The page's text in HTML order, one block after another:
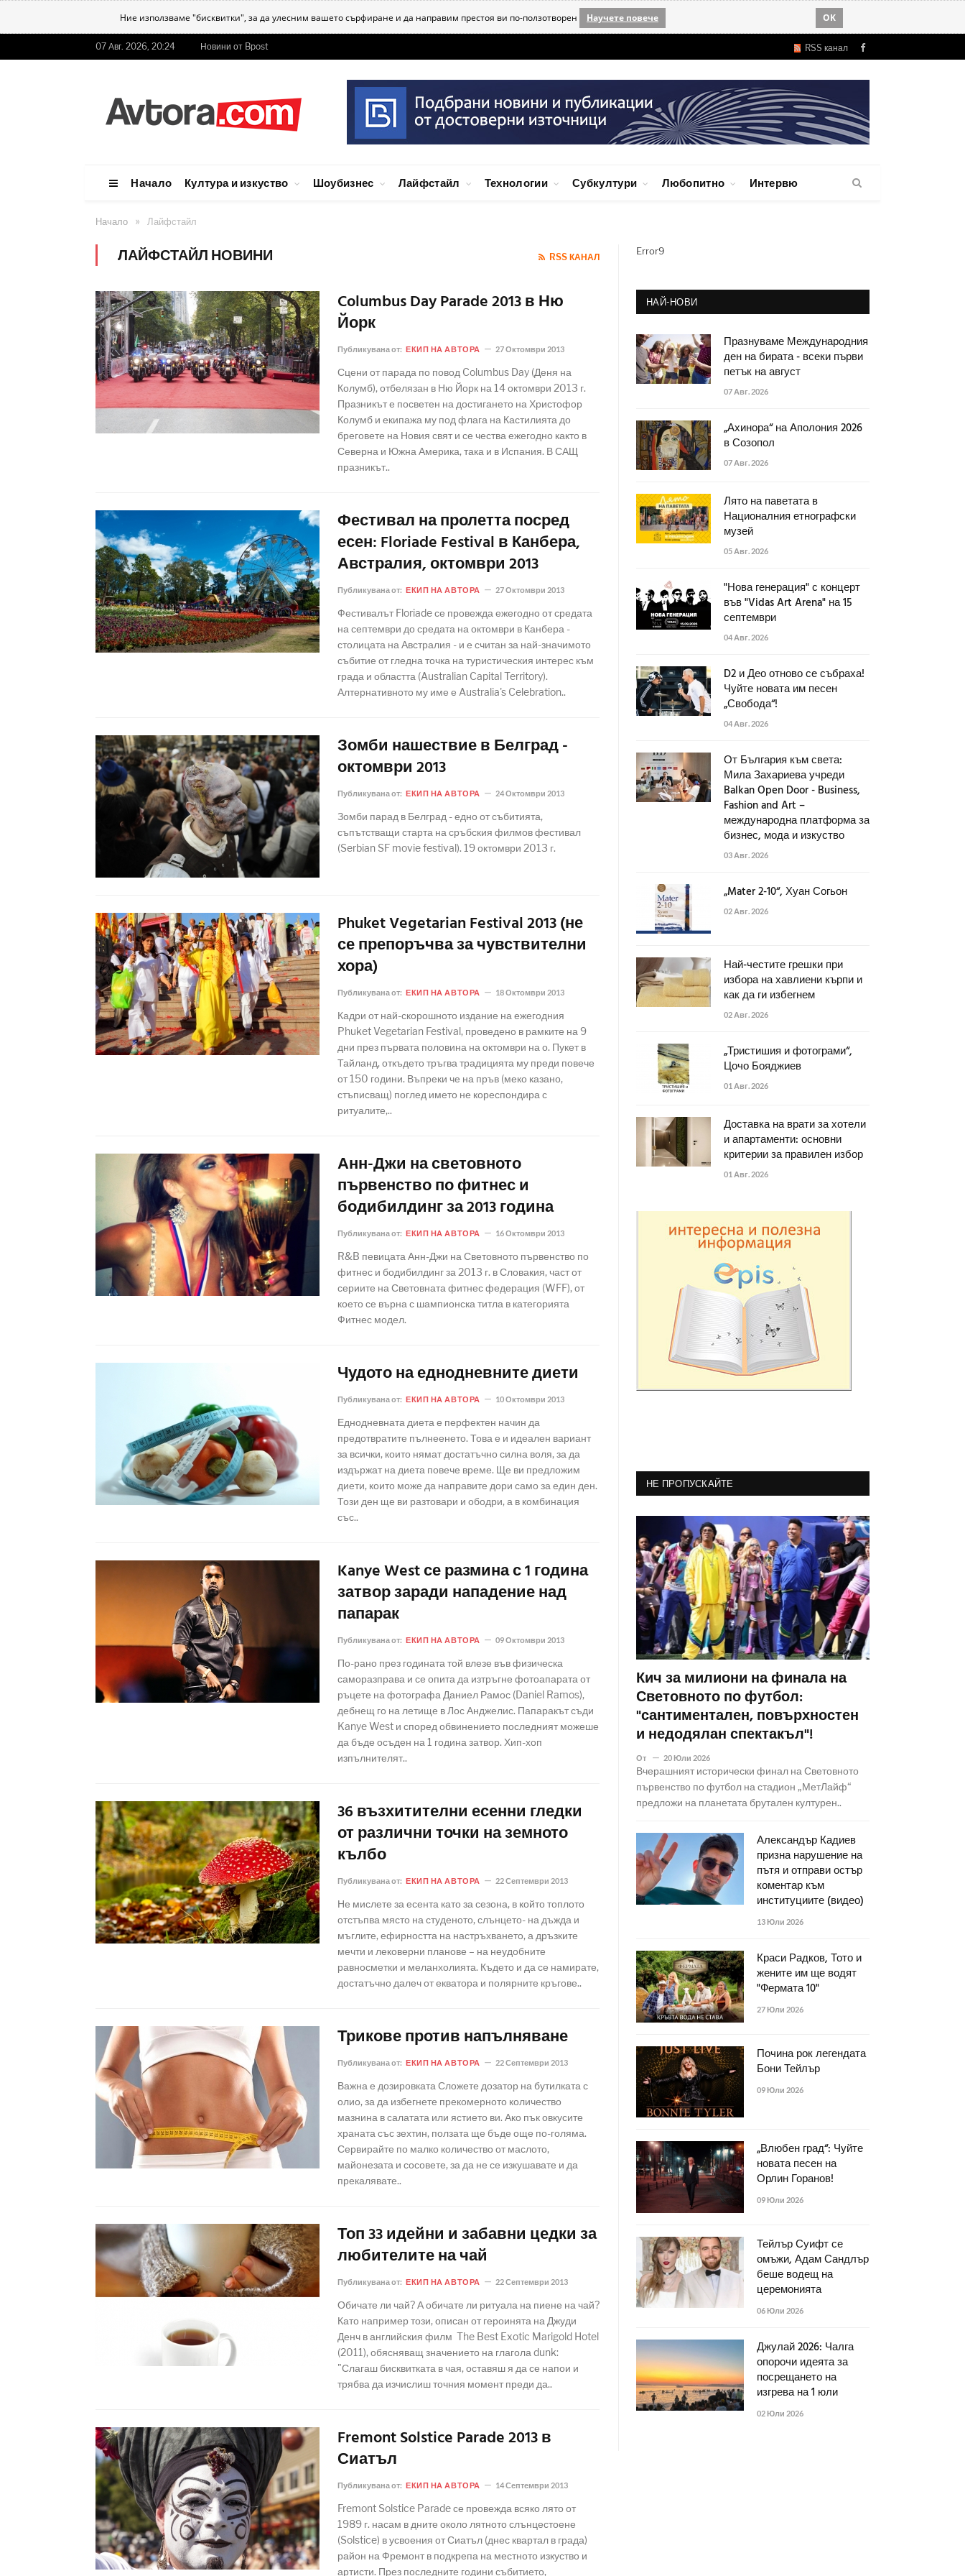
Ние използваме "бисквитки", за да улесним вашето сърфиране и да направим престоя ви по-ползотворен Научете повече OK
07 Авг. 2026, 20:24 Новини от Bpost RSS канал Facebook
Начало Култура и изкуство Шоубизнес Лайфстайл Технологии Субкултури Любопитно Интервю
Начало » Лайфстайл
ЛАЙФСТАЙЛ НОВИНИ RSS КАНАЛ
Columbus Day Parade 2013 в Ню
Йорк
Публикувана от: ЕКИП НА АВТОРА 27 Октомври 2013
Сцени от парада по повод Columbus Day (Деня на
Колумб), отбелязан в Ню Йорк на 14 октомври 2013 г.
Празникът е посветен на достигането на Христофор
Колумб и екипажа му под флага на Кастилията до
бреговете на Новия свят и се чества ежегодно както в
Северна и Южна Америка, така и в Испания. В САЩ
празникът..
Фестивал на пролетта посред
есен: Floriade Festival в Канбера,
Австралия, октомври 2013
Публикувана от: ЕКИП НА АВТОРА 27 Октомври 2013
Фестивалът Floriade се провежда ежегодно от средата
на септември до средата на октомври в Канбера -
столицата на Австралия - и е считан за най-значимото
събитие от гледна точка на туристическия интерес към
града и областта (Australian Capital Territory).
Алтернативното му име е Australia's Celebration..
Зомби нашествие в Белград -
октомври 2013
Публикувана от: ЕКИП НА АВТОРА 24 Октомври 2013
Зомби парад в Белград - едно от събитията,
съпътстващи старта на сръбския филмов фестивал
(Serbian SF movie festival). 19 октомври 2013 г.
Phuket Vegetarian Festival 2013 (не
се препоръчва за чувствителни
хора)
Публикувана от: ЕКИП НА АВТОРА 18 Октомври 2013
Кадри от най-скорошното издание на ежегодния
Phuket Vegetarian Festival, проведено в рамките на 9
дни през първата половина на октомври на о. Пукет в
Тайланд, откъдето тръгва традицията му преди повече
от 150 години. Въпреки че на пръв (меко казано,
стъписващ) поглед името не кореспондира с
ритуалите,..
Анн-Джи на световното
първенство по фитнес и
бодибилдинг за 2013 година
Публикувана от: ЕКИП НА АВТОРА 16 Октомври 2013
R&B певицата Анн-Джи на Световното първенство по
фитнес и бодибилдинг за 2013 г. в Словакия, част от
сериите на Световната фитнес федерация (WFF), от
което се върна с шампионска титла в категорията
Фитнес модел.
Чудото на еднодневните диети
Публикувана от: ЕКИП НА АВТОРА 10 Октомври 2013
Еднодневната диета е перфектен начин да
предотвратите пълнеенето. Това е и идеален вариант
за всички, които нямат достатъчно силна воля, за да
издържат на диета повече време. Ще ви предложим
диети, които може да направите дори само за един ден.
Този ден ще ви разтовари и ободри, а в комбинация
със..
Kanye West се размина с 1 година
затвор заради нападение над
папарак
Публикувана от: ЕКИП НА АВТОРА 09 Октомври 2013
По-рано през годината той влезе във физическа
саморазправа и се опита да изтръгне фотоапарата от
ръцете на фотографа Даниел Рамос (Daniel Ramos),
дебнещ го на летище в Лос Анджелис. Папаракът съди
Kanye West и според обвинението последният можеше
да бъде осъден на 1 година затвор. Хип-хоп
изпълнителят..
36 възхитителни есенни гледки
от различни точки на земното
кълбо
Публикувана от: ЕКИП НА АВТОРА 22 Септември 2013
Не мислете за есента като за сезона, в който топлото
отстъпва място на студеното, слънцето- на дъжда и
мъглите, ефирността на настръхването, а дръзките
мечти и лековерни планове – на неудобните
равносметки и меланхолията. Където и да се намирате,
достатъчно далеч от екватора и полярните кръгове..
Трикове против напълняване
Публикувана от: ЕКИП НА АВТОРА 22 Септември 2013
Важна е дозировката Сложете дозатор на бутилката с
олио, за да избегнете прекомерното количество
мазнина в салатата или ястието ви. Ако пък овкусите
храната със зехтин, ползата ще бъде още по-голяма.
Сервирайте по малко количество от маслото,
майонезата и сосовете, за да не се изкушавате и да
прекалявате..
Топ 33 идейни и забавни цедки за
любителите на чай
Публикувана от: ЕКИП НА АВТОРА 22 Септември 2013
Обичате ли чай? А обичате ли ритуала на пиене на чай?
Като например този, описан от героинята на Джуди
Денч в английския филм The Best Exotic Marigold Hotel
(2011), обясняващ значението на глагола dunk:
"Слагаш бисквитката в чая, оставяш я да се напои и
трябва да изчислиш точния момент преди да..
Fremont Solstice Parade 2013 в
Сиатъл
Публикувана от: ЕКИП НА АВТОРА 14 Септември 2013
Fremont Solstice Parade се провежда всяко лято от
1989 г. насам в дните около лятното слънцестоене
(Solstice) в усвоения от Сиатъл (днес квартал в града)
район на Фремонт в подкрепа на местното изкуство и
артисти. През последните години събитието,
Error9
НАЙ-НОВИ
Празнуваме Международния
ден на бирата - всеки първи
петък на август
07 Авг. 2026
„Ахинора“ на Аполония 2026
в Созопол
07 Авг. 2026
Лято на паветата в
Националния етнографски
музей
05 Авг. 2026
"Нова генерация" с концерт
във "Vidas Art Arena" на 15
септември
04 Авг. 2026
D2 и Део отново се събраха!
Чуйте новата им песен
„Свобода“!
04 Авг. 2026
От България към света:
Мила Захариева учреди
Balkan Open Door - Business,
Fashion and Art –
международна платформа за
бизнес, мода и изкуство
03 Авг. 2026
„Mater 2-10“, Хуан Согьон
02 Авг. 2026
Най-честите грешки при
избора на хавлиени кърпи и
как да ги избегнем
02 Авг. 2026
„Тристишия и фотограми“,
Цочо Бояджиев
01 Авг. 2026
Доставка на врати за хотели
и апартаменти: основни
критерии за правилен избор
01 Авг. 2026
НЕ ПРОПУСКАЙТЕ
Кич за милиони на финала на
Световното по футбол:
"сантиментален, повърхностен
и недодялан спектакъл"!
От 20 Юли 2026
Вчерашният исторически финал на Световното
първенство по футбол на стадион „МетЛайф“
предложи на планетата брутален културен..
Александър Кадиев
призна нарушение на
пътя и отправи остър
коментар към
институциите (видео)
13 Юли 2026
Краси Радков, Тото и
жените им ще водят
"Фермата 10"
27 Юли 2026
Почина рок легендата
Бони Тейлър
09 Юли 2026
„Влюбен град“: Чуйте
новата песен на
Орлин Горанов!
09 Юли 2026
Тейлър Суифт се
омъжи, Адам Сандлър
беше водещ на
церемонията
06 Юли 2026
Джулай 2026: Чалга
опорочи идеята за
посрещането на
изгрева на 1 юли
02 Юли 2026